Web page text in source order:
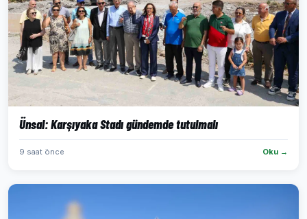
Ünsal: Karşıyaka Stadı gündemde tutulmalı
9 saat önce Oku →